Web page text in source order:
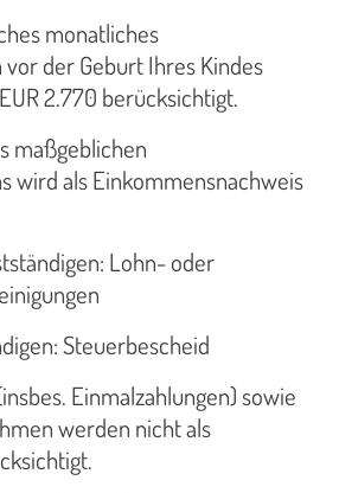
monatliches
der Geburt Ihres Kindes
2.770 berücksichtigt.
maßgeblichen
wird als Einkommensnachweis
Lohn- oder
Steuerbescheid
Einmalzahlungen) sowie
werden nicht als